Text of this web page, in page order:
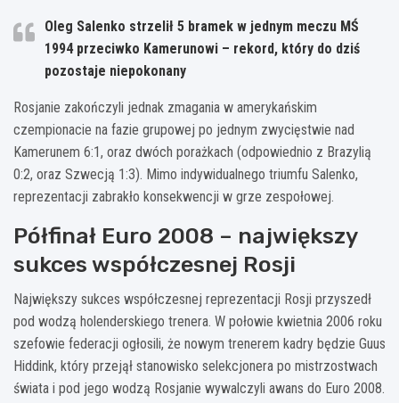
Oleg Salenko strzelił 5 bramek w jednym meczu MŚ
1994 przeciwko Kamerunowi – rekord, który do dziś
pozostaje niepokonany
Rosjanie zakończyli jednak zmagania w amerykańskim
czempionacie na fazie grupowej po jednym zwycięstwie nad
Kamerunem 6:1, oraz dwóch porażkach (odpowiednio z Brazylią
0:2, oraz Szwecją 1:3). Mimo indywidualnego triumfu Salenko,
reprezentacji zabrakło konsekwencji w grze zespołowej.
Półfinał Euro 2008 – największy
sukces współczesnej Rosji
Największy sukces współczesnej reprezentacji Rosji przyszedł
pod wodzą holenderskiego trenera. W połowie kwietnia 2006 roku
szefowie federacji ogłosili, że nowym trenerem kadry będzie Guus
Hiddink, który przejął stanowisko selekcjonera po mistrzostwach
świata i pod jego wodzą Rosjanie wywalczyli awans do Euro 2008.